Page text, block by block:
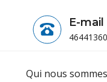
E-mail
Qui nous sommes